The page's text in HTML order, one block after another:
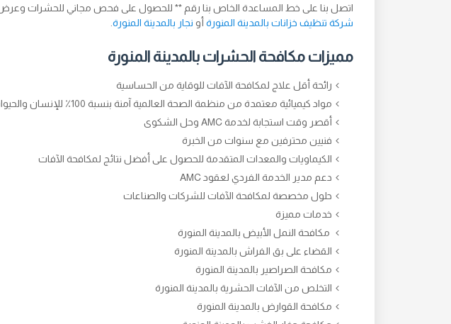
اتصل بنا على خط المساعدة الخاص بنا رقم ** للحصول على فحص مجاني للحشرات
شركة تنظيف خزانات بالمدينة المنورة أو نجار بالمدينة المنورة
مميزات مكافحة الحشرات بالمدينة المنورة
رائحة أقل علاج لمكافحة الآفات للوقاية من الحساسية
مواد كيميائية معتمدة من منظمة الصحة العالمية آمنة بنسبة 100٪ للإنسان والحيوانات الأليفة المنزلية
أقصر وقت استجابة لخدمة AMC وحل الشكوى
فنيين محترفين مع سنوات من الخبرة
الكيماويات والمعدات المتقدمة للحصول على أفضل نتائج لمكافحة الآفات
دعم مدير الخدمة الفردي لعقود AMC
حلول مخصصة لمكافحة الآفات للشركات والصناعات
خدمات مميزة
مكافحة النمل الأبيض بالمدينة المنورة
القضاء على بق الفراش بالمدينة المنورة
مكافحة الصراصير بالمدينة المنورة
التخلص من الآفات الحشرية بالمدينة المنورة
مكافحة القوارض بالمدينة المنورة